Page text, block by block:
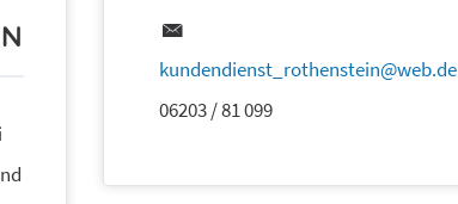
kundendienst_rothenstein@web.de
06203 / 81 099